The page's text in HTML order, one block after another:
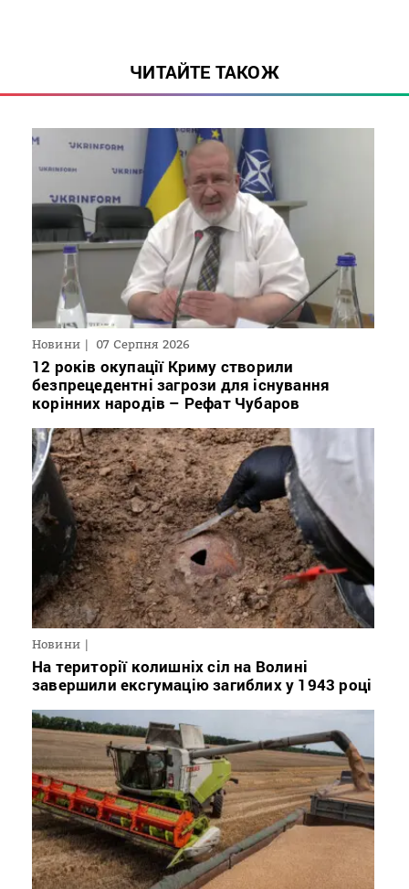
ЧИТАЙТЕ ТАКОЖ
Новини 07 Серпня 2026
12 років окупації Криму створили
безпрецедентні загрози для існування
корінних народів – Рефат Чубаров
Новини
На території колишніх сіл на Волині
завершили ексгумацію загиблих у 1943 році